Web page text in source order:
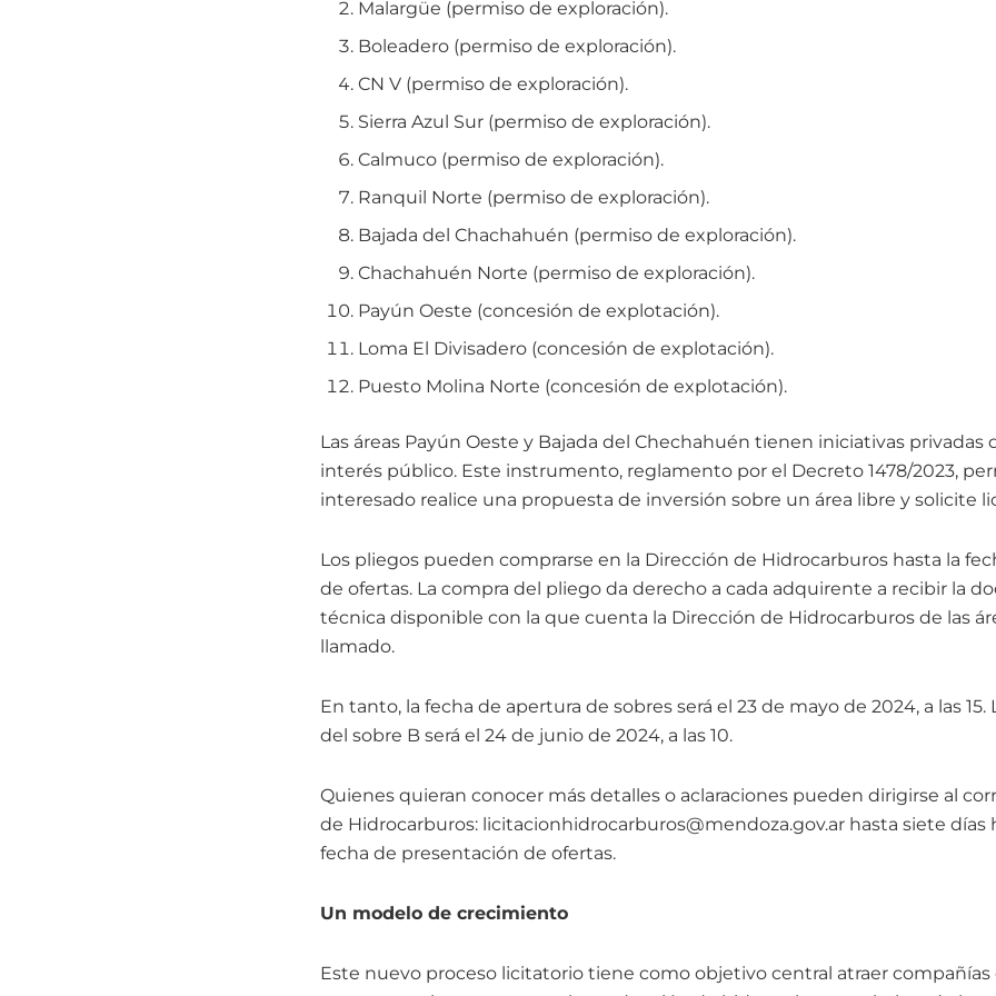
Malargüe (permiso de exploración).
Boleadero (permiso de exploración).
CN V (permiso de exploración).
Sierra Azul Sur (permiso de exploración).
Calmuco (permiso de exploración).
Ranquil Norte (permiso de exploración).
Bajada del Chachahuén (permiso de exploración).
Chachahuén Norte (permiso de exploración).
Payún Oeste (concesión de explotación).
Loma El Divisadero (concesión de explotación).
Puesto Molina Norte (concesión de explotación).
Las áreas Payún Oeste y Bajada del Chechahuén tienen iniciativas privadas
interés público. Este instrumento, reglamento por el Decreto 1478/2023,
interesado realice una propuesta de inversión sobre un área libre y solicite
Los pliegos pueden comprarse en la Dirección de Hidrocarburos hasta la
de ofertas. La compra del pliego da derecho a cada adquirente a recibir la
técnica disponible con la que cuenta la Dirección de Hidrocarburos de las
llamado.
En tanto, la fecha de apertura de sobres será el 23 de mayo de 2024, a las
del sobre B será el 24 de junio de 2024, a las 10.
Quienes quieran conocer más detalles o aclaraciones pueden dirigirse al
de Hidrocarburos: licitacionhidrocarburos@mendoza.gov.ar hasta siete días
fecha de presentación de ofertas.
Un modelo de crecimiento
Este nuevo proceso licitatorio tiene como objetivo central atraer compañías